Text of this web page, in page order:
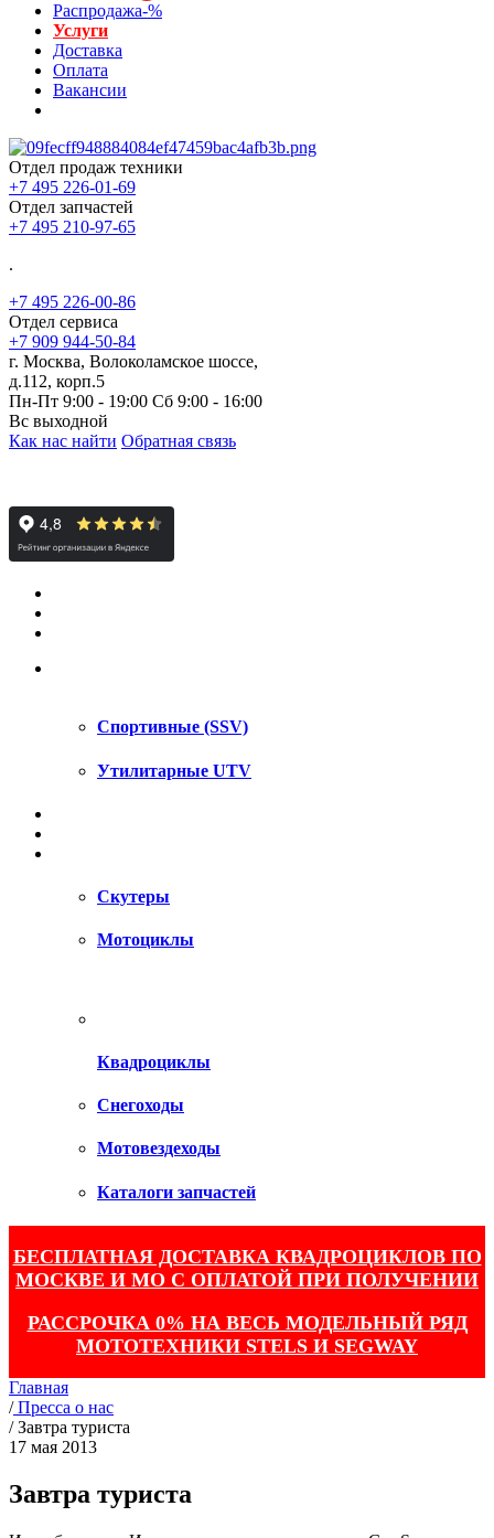
Распродажа-%
Услуги
Доставка
Оплата
Вакансии
Отдел продаж техники
+7 495 226-01-69
Отдел запчастей
+7 495 210-97-65
.
+7 495 226-00-86
Отдел сервиса
+7 909 944-50-84
г. Москва, Волоколамское шоссе,
д.112, корп.5
Пн-Пт 9:00 - 19:00 Сб 9:00 - 16:00
Вс выходной
Как нас найти Обратная связь
Спортивные (SSV)
Утилитарные UTV
Скутеры
Мотоциклы
Квадроциклы
Снегоходы
Мотовездеходы
Каталоги запчастей
БЕСПЛАТНАЯ ДОСТАВКА КВАДРОЦИКЛОВ ПО
МОСКВЕ И МО С ОПЛАТОЙ ПРИ ПОЛУЧЕНИИ
РАССРОЧКА 0% НА ВЕСЬ МОДЕЛЬНЫЙ РЯД
МОТОТЕХНИКИ STELS И SEGWAY
Главная
/ Пресса о нас
/Завтра туриста
17 мая 2013
Завтра туриста